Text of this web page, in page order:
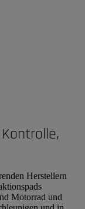
Herstellern
Motorrad und